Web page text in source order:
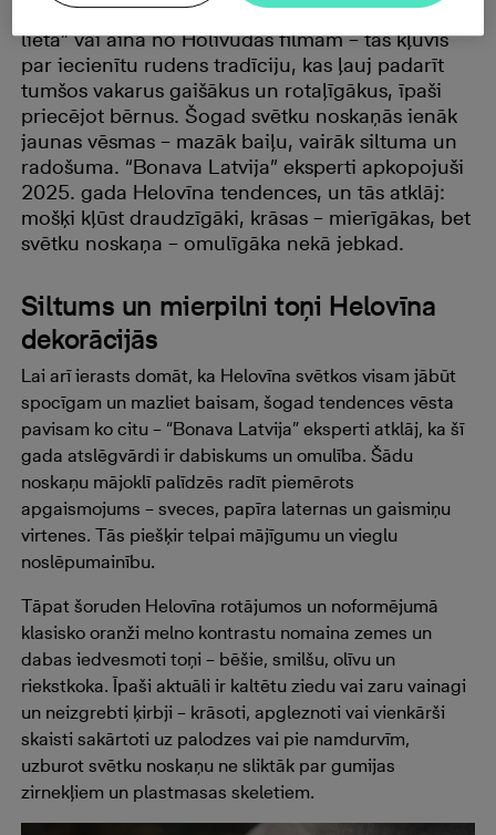
Helovīns Latvijā vairs nav tikai “aizjūras modes
lieta” vai aina no Holivudas filmām – tas kļuvis
par iecienītu rudens tradīciju, kas ļauj padarīt
tumšos vakarus gaišākus un rotaļīgākus, īpaši
priecējot bērnus. Šogad svētku noskaņās ienāk
jaunas vēsmas – mazāk baiļu, vairāk siltuma un
radošuma. “Bonava Latvija” eksperti apkopojuši
2025. gada Helovīna tendences, un tās atklāj:
mošķi kļūst draudzīgāki, krāsas – mierīgākas, bet
svētku noskaņa – omulīgāka nekā jebkad.
Siltums un mierpilni toņi Helovīna
dekorācijās
Lai arī ierasts domāt, ka Helovīna svētkos visam jābūt
spocīgam un mazliet baisam, šogad tendences vēsta
pavisam ko citu – “Bonava Latvija” eksperti atklāj, ka šī
gada atslēgvārdi ir dabiskums un omulība. Šādu
noskaņu mājoklī palīdzēs radīt piemērots
apgaismojums – sveces, papīra laternas un gaismiņu
virtenes. Tās piešķir telpai mājīgumu un vieglu
noslēpumainību.
Tāpat šoruden Helovīna rotājumos un noformējumā
klasisko oranži melno kontrastu nomaina zemes un
dabas iedvesmoti toņi – bēšie, smilšu, olīvu un
riekstkoka. Īpaši aktuāli ir kaltētu ziedu vai zaru vainagi
un neizgrebti ķirbji – krāsoti, apgleznoti vai vienkārši
skaisti sakārtoti uz palodzes vai pie namdurvīm,
uzburot svētku noskaņu ne sliktāk par gumijas
zirnekļiem un plastmasas skeletiem.